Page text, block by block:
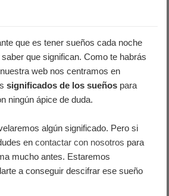
que es tener sueños cada noche
que significan. Como te habrás
web nos centramos en
significados de los sueños para
ningún ápice de duda.
algún significado. Pero si
encontactar con nosotros para
mucho antes. Estaremos
a conseguir descifrar ese sueño